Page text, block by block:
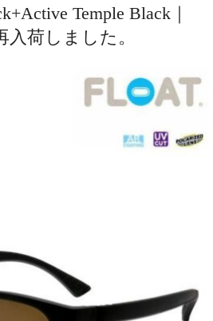
Temple Black｜
入荷しました。